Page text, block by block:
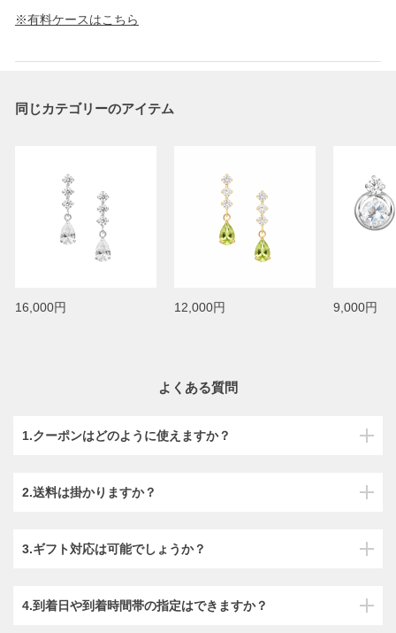
※有料ケースはこちら
同じカテゴリーのアイテム
16,000円 12,000円 9,000円
よくある質問
1.クーポンはどのように使えますか？
2.送料は掛かりますか？
3.ギフト対応は可能でしょうか？
4.到着日や到着時間帯の指定はできますか？